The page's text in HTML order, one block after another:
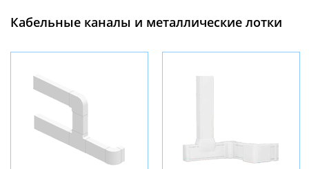
Кабельные каналы и металлические лотки